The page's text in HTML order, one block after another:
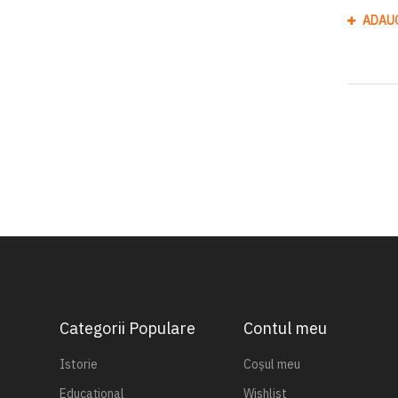
Categorii Populare
Istorie
Educațional
Contul meu
Coșul meu
Wishlist